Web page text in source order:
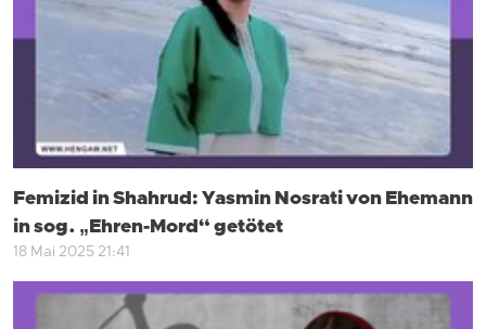
Femizid in Shahrud: Yasmin Nosrati von Ehemann
in sog. „Ehren-Mord“ getötet
18 Mai 2025 21:41